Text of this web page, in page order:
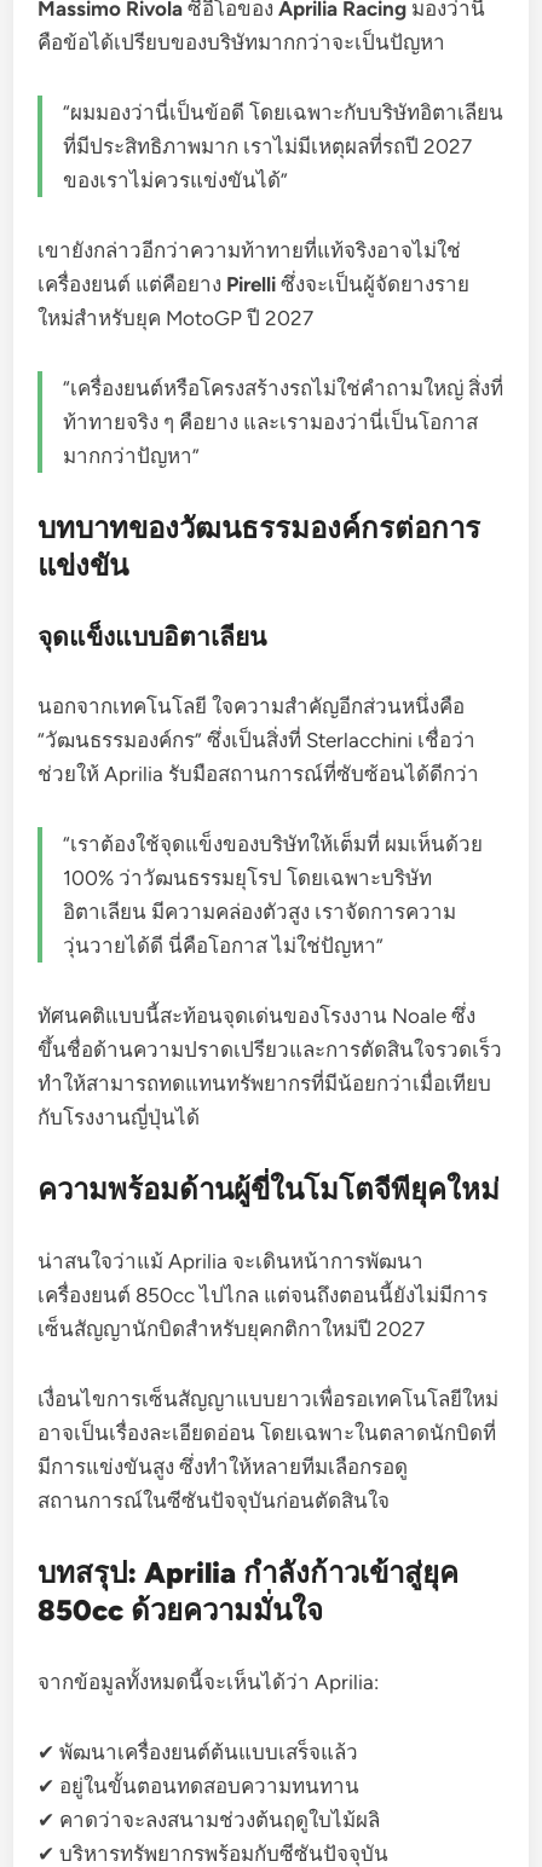
Massimo Rivola ซีอีโอของAprilia Racing มองว่านี่
คือข้อได้เปรียบของบริษัทมากกว่าจะเป็นปัญหา
“ผมมองว่านี่เป็นข้อดี โดยเฉพาะกับบริษัทอิตาเลียน
ที่มีประสิทธิภาพมาก เราไม่มีเหตุผลที่รถปี 2027
ของเราไม่ควรแข่งขันได้”
เขายังกล่าวอีกว่าความท้าทายที่แท้จริงอาจไม่ใช่
เครื่องยนต์ แต่คือยาง Pirelli ซึ่งจะเป็นผู้จัดยางราย
ใหม่สำหรับยุค MotoGP ปี 2027
“เครื่องยนต์หรือโครงสร้างรถไม่ใช่คำถามใหญ่ สิ่งที่
ท้าทายจริง ๆ คือยาง และเรามองว่านี่เป็นโอกาส
มากกว่าปัญหา”
บทบาทของวัฒนธรรมองค์กรต่อการ
แข่งขัน
จุดแข็งแบบอิตาเลียน
นอกจากเทคโนโลยี ใจความสำคัญอีกส่วนหนึ่งคือ
“วัฒนธรรมองค์กร” ซึ่งเป็นสิ่งที่ Sterlacchini เชื่อว่า
ช่วยให้ Aprilia รับมือสถานการณ์ที่ซับซ้อนได้ดีกว่า
“เราต้องใช้จุดแข็งของบริษัทให้เต็มที่ ผมเห็นด้วย
100% ว่าวัฒนธรรมยุโรป โดยเฉพาะบริษัท
อิตาเลียน มีความคล่องตัวสูง เราจัดการความ
วุ่นวายได้ดี นี่คือโอกาส ไม่ใช่ปัญหา”
ทัศนคติแบบนี้สะท้อนจุดเด่นของโรงงาน Noale ซึ่ง
ขึ้นชื่อด้านความปราดเปรียวและการตัดสินใจรวดเร็ว
ทำให้สามารถทดแทนทรัพยากรที่มีน้อยกว่าเมื่อเทียบ
กับโรงงานญี่ปุ่นได้
ความพร้อมด้านผู้ขี่ในโมโตจีพียุคใหม่
น่าสนใจว่าแม้ Aprilia จะเดินหน้าการพัฒนา
เครื่องยนต์ 850cc ไปไกล แต่จนถึงตอนนี้ยังไม่มีการ
เซ็นสัญญานักบิดสำหรับยุคกติกาใหม่ปี 2027
เงื่อนไขการเซ็นสัญญาแบบยาวเพื่อรอเทคโนโลยีใหม่
อาจเป็นเรื่องละเอียดอ่อน โดยเฉพาะในตลาดนักบิดที่
มีการแข่งขันสูง ซึ่งทำให้หลายทีมเลือกรอดู
สถานการณ์ในซีซันปัจจุบันก่อนตัดสินใจ
บทสรุป: Aprilia กำลังก้าวเข้าสู่ยุค
850cc ด้วยความมั่นใจ
จากข้อมูลทั้งหมดนี้จะเห็นได้ว่า Aprilia:
✔ พัฒนาเครื่องยนต์ต้นแบบเสร็จแล้ว
✔ อยู่ในขั้นตอนทดสอบความทนทาน
✔ คาดว่าจะลงสนามช่วงต้นฤดูใบไม้ผลิ
✔ บริหารทรัพยากรพร้อมกับซีซันปัจจุบัน